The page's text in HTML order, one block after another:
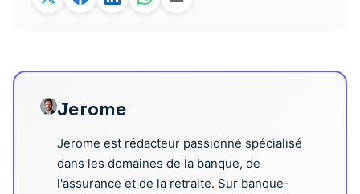
Jerome
Jerome est rédacteur passionné spécialisé
dans les domaines de la banque, de
l'assurance et de la retraite. Sur banque-